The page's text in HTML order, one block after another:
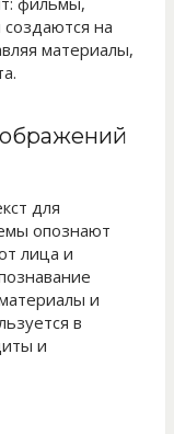
на
материалы,
для
опознают
лица и
и
в
и